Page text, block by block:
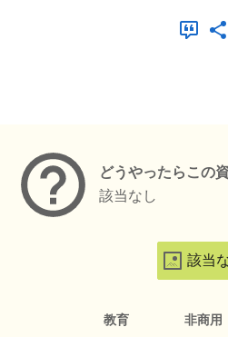
どうやったらこの
該当なし
該当
教育 非商用